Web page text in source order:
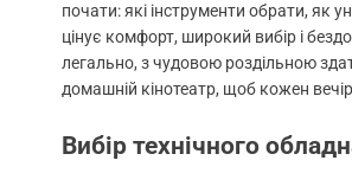
почати: які інструменти обрати, як
цінує комфорт, широкий вибір і
легально, з чудовою роздільною
домашній кінотеатр, щоб кожен
Вибір технічного